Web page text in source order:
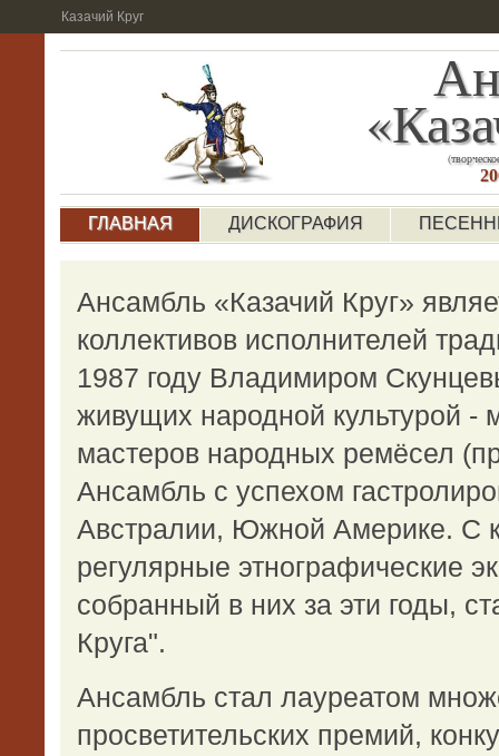
Казачий Круг
ГЛАВНАЯ ДИСКОГРАФИЯ
Ансамбль «Казачий Круг»
коллективов исполнителей
1987 году Владимиром
живущих народной культурой -
мастеров народных ремёсел
Ансамбль с успехом
Австралии, Южной Америке. С
регулярные этнографические
собранный в них за эти годы,
Круга".
Ансамбль стал лауреатом
просветительских премий,